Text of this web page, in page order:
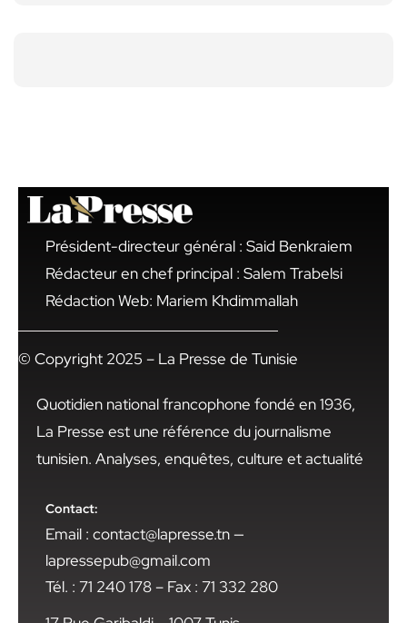
Président-directeur général : Said Benkraiem
Rédacteur en chef principal : Salem Trabelsi
Rédaction Web: Mariem Khdimmallah
© Copyright 2025 – La Presse de Tunisie
Quotidien national francophone fondé en 1936,
La Presse est une référence du journalisme
tunisien. Analyses, enquêtes, culture et actualité
Contact:
Email : contact@lapresse.tn —
lapressepub@gmail.com
Tél. : 71 240 178 – Fax : 71 332 280